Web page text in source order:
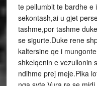
te pellumbit te bardhe e
sekontash,ai u gjet
tashme,por tashme
se sigurte.Duke rene
kaltersine qe i
shkelqenin e vezullonin
ndihme prej meje.Pika